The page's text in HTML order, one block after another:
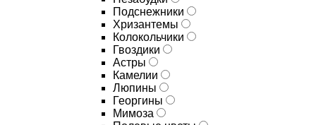
Подснежники
Хризантемы
Колокольчики
Гвоздики
Астры
Камелии
Люпины
Георгины
Мимоза